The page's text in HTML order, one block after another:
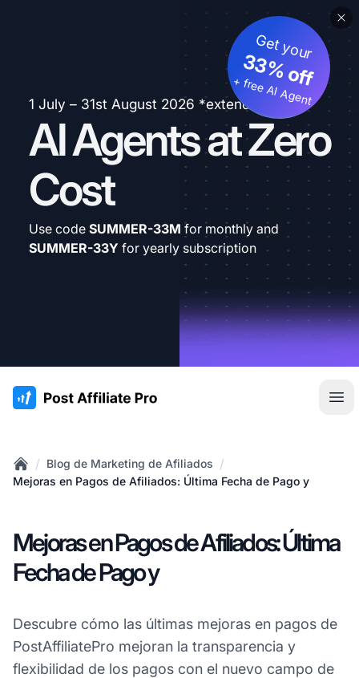
1 July – 31st August 2026 *extended
AI Agents at Zero
Cost
Get your
33% off
+ free AI Agent
Use code SUMMER-33M for monthly and
SUMMER-33Y for yearly subscription
:site.title
Home
/ Blog de Marketing de Afiliados /
Mejoras en Pagos de Afiliados: Última Fecha de Pago y
Mejoras en Pagos de Afiliados: Última
Fecha de Pago y
Descubre cómo las últimas mejoras en pagos de
PostAffiliatePro mejoran la transparencia y
flexibilidad de los pagos con el nuevo campo de